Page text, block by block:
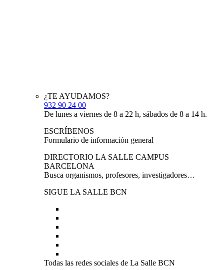
¿TE AYUDAMOS?
932 90 24 00
De lunes a viernes de 8 a 22 h, sábados de 8 a 14 h.
ESCRÍBENOS
Formulario de información general
DIRECTORIO LA SALLE CAMPUS
BARCELONA
Busca organismos, profesores, investigadores…
SIGUE LA SALLE BCN
Todas las redes sociales de La Salle BCN